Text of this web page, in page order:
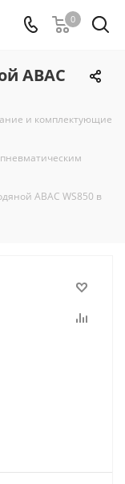
0
ABAC
и комплектующие
ABAC WS850 в